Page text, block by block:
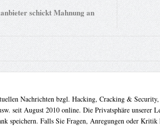
schickt Mahnung an
Nachrichten bzgl. Hacking, Cracking &
seit August 2010 online. Die Privatsphäre unserer
speichern. Falls Sie Fragen, Anregungen oder